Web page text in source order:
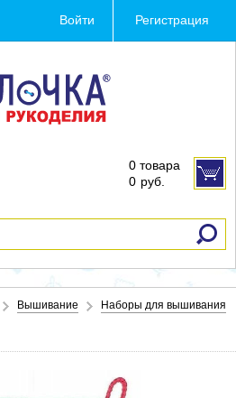
Войти Регистрация
0 товара
0 руб.
Вышивание Наборы для вышивания